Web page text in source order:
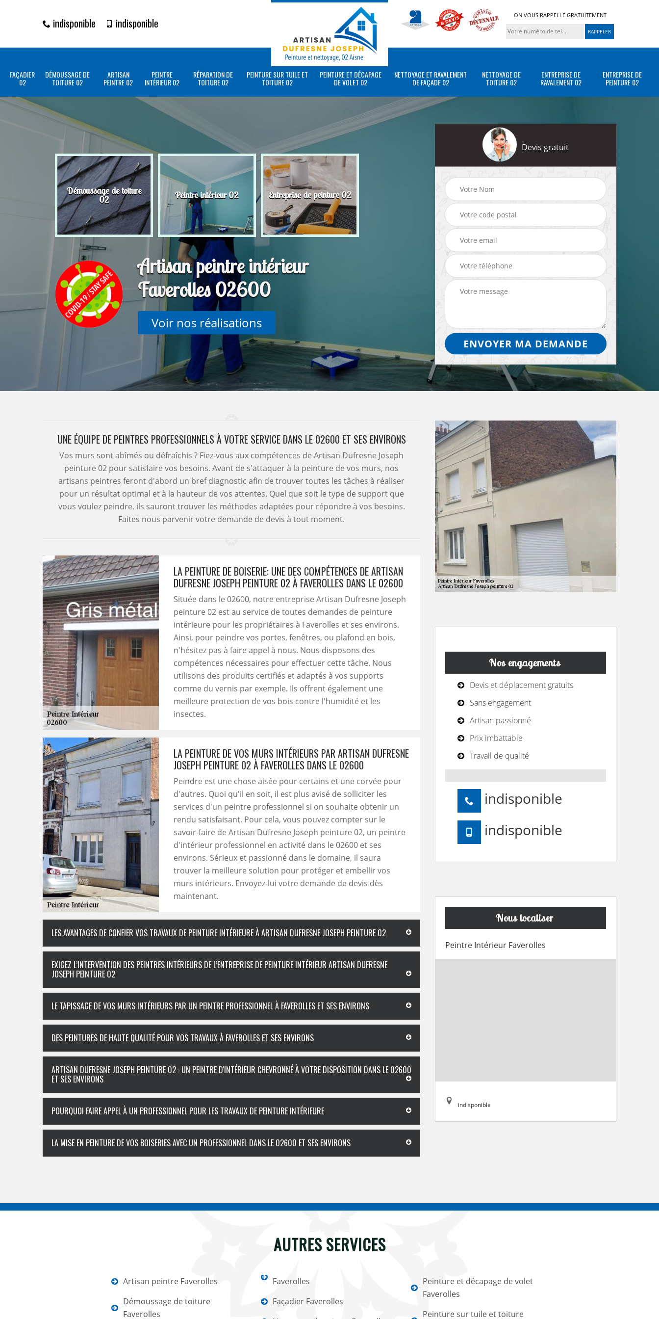
indisponible indisponible
ON VOUS RAPPELLE GRATUITEMENT
FAÇADIER
02
DÉMOUSSAGE DE
TOITURE 02
ARTISAN
PEINTRE 02
PEINTRE
INTÉRIEUR 02
RÉPARATION DE
TOITURE 02
PEINTURE SUR TUILE ET
TOITURE 02
PEINTURE ET DÉCAPAGE
DE VOLET 02
NETTOYAGE ET RAVALEMENT
DE FAÇADE 02
NETTOYAGE DE
TOITURE 02
ENTREPRISE DE
RAVALEMENT 02
ENTREPRISE DE
PEINTURE 02
Démoussage de toiture
02 Peintre intérieur 02 Entreprise de peinture 02
Artisan peintre intérieur
Faverolles 02600
Voir nos réalisations
Devis gratuit
UNE ÉQUIPE DE PEINTRES PROFESSIONNELS À VOTRE SERVICE DANS LE 02600 ET SES ENVIRONS
Vos murs sont abîmés ou défraîchis ? Fiez-vous aux compétences de Artisan Dufresne Joseph
peinture 02 pour satisfaire vos besoins. Avant de s'attaquer à la peinture de vos murs, nos
artisans peintres feront d'abord un bref diagnostic afin de trouver toutes les tâches à réaliser
pour un résultat optimal et à la hauteur de vos attentes. Quel que soit le type de support que
vous voulez peindre, ils sauront trouver les méthodes adaptées pour répondre à vos besoins.
Faites nous parvenir votre demande de devis à tout moment.
LA PEINTURE DE BOISERIE: UNE DES COMPÉTENCES DE ARTISAN
DUFRESNE JOSEPH PEINTURE 02 À FAVEROLLES DANS LE 02600
Située dans le 02600, notre entreprise Artisan Dufresne Joseph
peinture 02 est au service de toutes demandes de peinture
intérieure pour les propriétaires à Faverolles et ses environs.
Ainsi, pour peindre vos portes, fenêtres, ou plafond en bois,
n'hésitez pas à faire appel à nous. Nous disposons des
compétences nécessaires pour effectuer cette tâche. Nous
utilisons des produits certifiés et adaptés à vos supports
comme du vernis par exemple. Ils offrent également une
meilleure protection de vos bois contre l'humidité et les
insectes.
LA PEINTURE DE VOS MURS INTÉRIEURS PAR ARTISAN DUFRESNE
JOSEPH PEINTURE 02 À FAVEROLLES DANS LE 02600
Peindre est une chose aisée pour certains et une corvée pour
d'autres. Quoi qu'il en soit, il est plus avisé de solliciter les
services d'un peintre professionnel si on souhaite obtenir un
rendu satisfaisant. Pour cela, vous pouvez compter sur le
savoir-faire de Artisan Dufresne Joseph peinture 02, un peintre
d'intérieur professionnel en activité dans le 02600 et ses
environs. Sérieux et passionné dans le domaine, il saura
trouver la meilleure solution pour protéger et embellir vos
murs intérieurs. Envoyez-lui votre demande de devis dès
maintenant.
LES AVANTAGES DE CONFIER VOS TRAVAUX DE PEINTURE INTÉRIEURE À ARTISAN DUFRESNE JOSEPH PEINTURE 02
EXIGEZ L’INTERVENTION DES PEINTRES INTÉRIEURS DE L’ENTREPRISE DE PEINTURE INTÉRIEUR ARTISAN DUFRESNE
JOSEPH PEINTURE 02
LE TAPISSAGE DE VOS MURS INTÉRIEURS PAR UN PEINTRE PROFESSIONNEL À FAVEROLLES ET SES ENVIRONS
DES PEINTURES DE HAUTE QUALITÉ POUR VOS TRAVAUX À FAVEROLLES ET SES ENVIRONS
ARTISAN DUFRESNE JOSEPH PEINTURE 02 : UN PEINTRE D'INTÉRIEUR CHEVRONNÉ À VOTRE DISPOSITION DANS LE 02600
ET SES ENVIRONS
POURQUOI FAIRE APPEL À UN PROFESSIONNEL POUR LES TRAVAUX DE PEINTURE INTÉRIEURE
LA MISE EN PEINTURE DE VOS BOISERIES AVEC UN PROFESSIONNEL DANS LE 02600 ET SES ENVIRONS
Nos engagements
Devis et déplacement gratuits
Sans engagement
Artisan passionné
Prix imbattable
Travail de qualité
indisponible
indisponible
Nous localiser
Peintre Intérieur Faverolles
indisponible
AUTRES SERVICES
Artisan peintre Faverolles
Démoussage de toiture
Faverolles
Faverolles
Façadier Faverolles
Peinture et décapage de volet
Faverolles
Peinture sur tuile et toiture